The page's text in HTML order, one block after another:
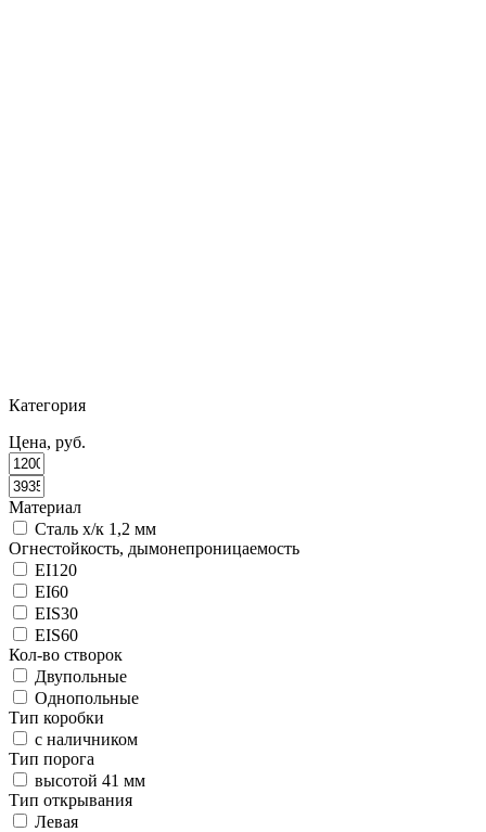
Категория
Цена, руб.
Материал
Сталь х/к 1,2 мм
Огнестойкость, дымонепроницаемость
EI120
EI60
EIS30
EIS60
Кол-во створок
Двупольные
Однопольные
Тип коробки
с наличником
Тип порога
высотой 41 мм
Тип открывания
Левая